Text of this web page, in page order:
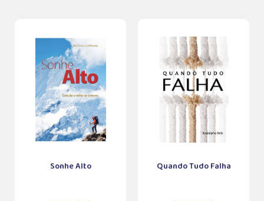
Sonhe Alto Quando Tudo Falha